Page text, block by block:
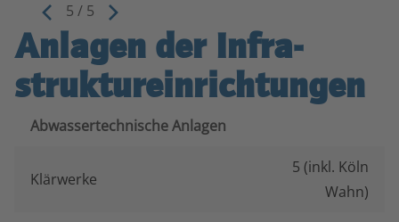
5 / 5
Anlagen der Infra­
struktur­einrichtungen
Abwassertechnische Anlagen
Klärwerke
5 (inkl. Köln
Wahn)